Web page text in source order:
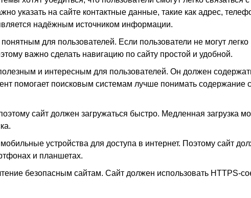
указать на сайте контактные данные, такие как адрес,
надёжным источником информации.
для пользователей. Если пользователи не могут
важно сделать навигацию по сайту простой и удобной.
и интересным для пользователей. Он должен
помогает поисковым системам лучше понимать содержание
сайт должен загружаться быстро. Медленная загрузка
устройства для доступа в интернет. Поэтому сайт
и планшетах.
безопасным сайтам. Сайт должен использовать HTTPS-